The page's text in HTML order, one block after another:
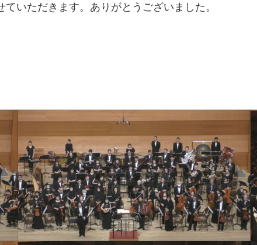
いただきます。ありがとうございました。